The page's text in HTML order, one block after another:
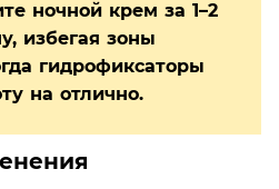
ночной крем за 1–2
избегая зоны
гидрофиксаторы
на отлично.